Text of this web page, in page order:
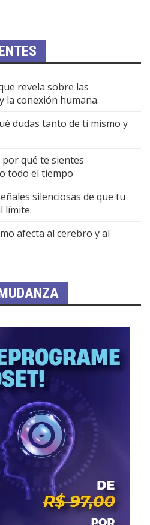
revela sobre las
la conexión humana.
dudas tanto de ti mismo y
qué te sientes
todo el tiempo
silenciosas de que tu
límite.
afecta al cerebro y al